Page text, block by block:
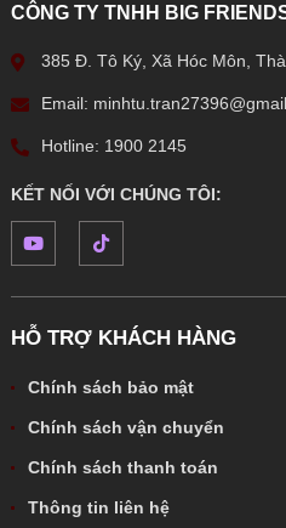
CÔNG TY TNHH BIG
385 Đ. Tô Ký, Xã Hóc Môn,
Email:
Hotline: 1900 2145
KẾT NỐI VỚI CHÚNG TÔI:
HỖ TRỢ KHÁCH HÀNG
Chính sách bảo mật
Chính sách vận chuyển
Chính sách thanh toán
Thông tin liên hệ